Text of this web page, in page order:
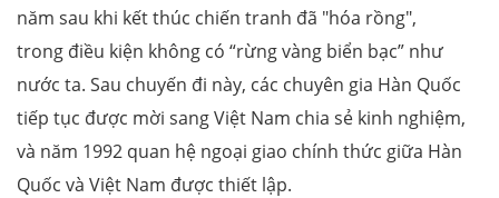
năm sau khi kết thúc chiến tranh đã "hóa rồng",
trong điều kiện không có “rừng vàng biển bạc” như
nước ta. Sau chuyến đi này, các chuyên gia Hàn Quốc
tiếp tục được mời sang Việt Nam chia sẻ kinh nghiệm,
và năm 1992 quan hệ ngoại giao chính thức giữa Hàn
Quốc và Việt Nam được thiết lập.